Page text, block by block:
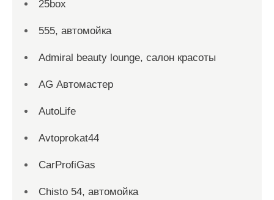
25box
555, автомойка
Admiral beauty lounge, салон красоты
AG Автомастер
AutoLife
Avtoprokat44
CarProfiGas
Chisto 54, автомойка